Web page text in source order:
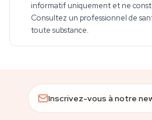
informatif uniquement et ne
Consultez un professionnel de
toute substance.
Inscrivez-vous à notre